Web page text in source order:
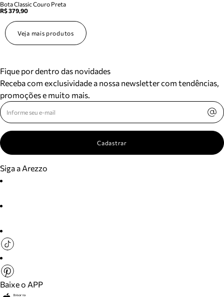
Bota Classic Couro Preta
R$ 379,90
Veja mais produtos
Fique por dentro das novidades
Receba com exclusividade a nossa newsletter com tendências,
promoções e muito mais.
Cadastrar
Siga a Arezzo
Baixe o APP